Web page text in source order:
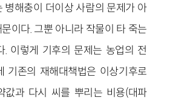
병해충이 더이상 사람의 문제가 아
이다. 그뿐 아니라 작물이 타 죽는
. 이렇게 기후의 문제는 농업의 전
기존의 재해대책법은 이상기후로
값과 다시 씨를 뿌리는 비용(대파